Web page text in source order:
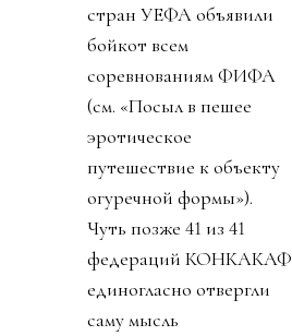
стран УЕФА объявили
бойкот всем
соревнованиям ФИФА
(см. «Посыл в пешее
эротическое
путешествие к объекту
огуречной формы»).
Чуть позже 41 из 41
федераций КОНКАКАФ
единогласно отвергли
саму мысль